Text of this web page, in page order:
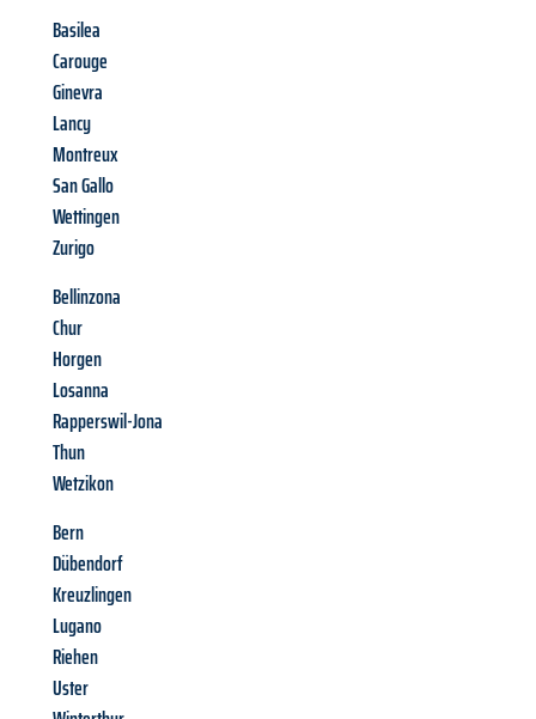
Basilea
Carouge
Ginevra
Lancy
Montreux
San Gallo
Wettingen
Zurigo
Bellinzona
Chur
Horgen
Losanna
Rapperswil-Jona
Thun
Wetzikon
Bern
Dübendorf
Kreuzlingen
Lugano
Riehen
Uster